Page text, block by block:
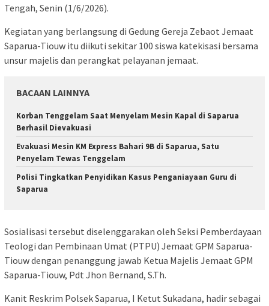
Tengah, Senin (1/6/2026).
Kegiatan yang berlangsung di Gedung Gereja Zebaot Jemaat
Saparua-Tiouw itu diikuti sekitar 100 siswa katekisasi bersama
unsur majelis dan perangkat pelayanan jemaat.
BACAAN LAINNYA
Korban Tenggelam Saat Menyelam Mesin Kapal di Saparua
Berhasil Dievakuasi
Evakuasi Mesin KM Express Bahari 9B di Saparua, Satu
Penyelam Tewas Tenggelam
Polisi Tingkatkan Penyidikan Kasus Penganiayaan Guru di
Saparua
Sosialisasi tersebut diselenggarakan oleh Seksi Pemberdayaan
Teologi dan Pembinaan Umat (PTPU) Jemaat GPM Saparua-
Tiouw dengan penanggung jawab Ketua Majelis Jemaat GPM
Saparua-Tiouw, Pdt Jhon Bernand, S.Th.
Kanit Reskrim Polsek Saparua, I Ketut Sukadana, hadir sebagai